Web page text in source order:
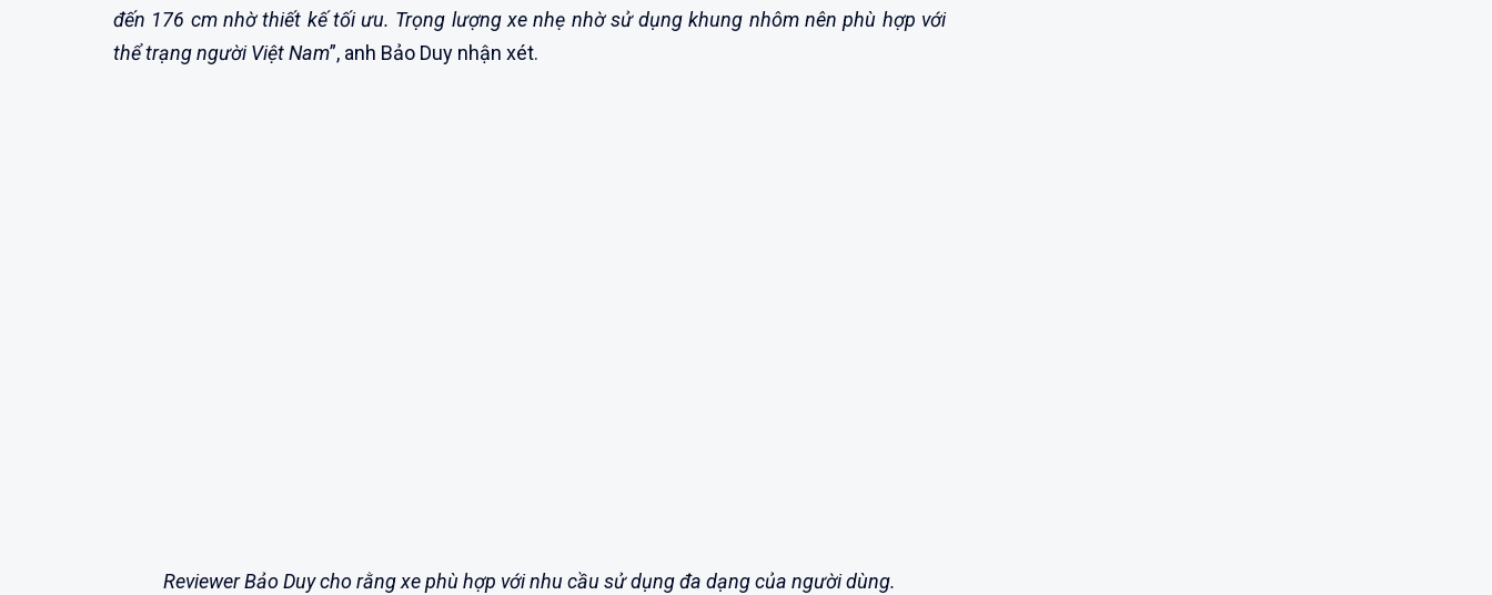
đến 176 cm nhờ thiết kế tối ưu. Trọng lượng xe nhẹ nhờ sử dụng khung nhôm nên phù hợp với
thể trạng người Việt Nam”, anh Bảo Duy nhận xét.
Reviewer Bảo Duy cho rằng xe phù hợp với nhu cầu sử dụng đa dạng của người dùng.